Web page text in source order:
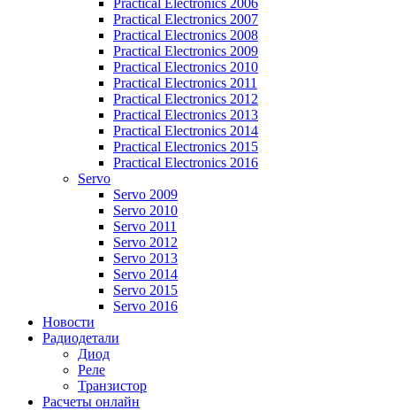
Practical Electronics 2006
Practical Electronics 2007
Practical Electronics 2008
Practical Electronics 2009
Practical Electronics 2010
Practical Electronics 2011
Practical Electronics 2012
Practical Electronics 2013
Practical Electronics 2014
Practical Electronics 2015
Practical Electronics 2016
Servo
Servo 2009
Servo 2010
Servo 2011
Servo 2012
Servo 2013
Servo 2014
Servo 2015
Servo 2016
Новости
Радиодетали
Диод
Реле
Транзистор
Расчеты онлайн